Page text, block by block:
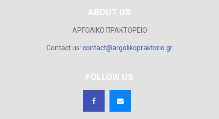
ABOUT US
ΑΡΓΟΛΙΚΟ ΠΡΑΚΤΟΡΕΙΟ
Contact us: contact@argolikopraktorio.gr
FOLLOW US